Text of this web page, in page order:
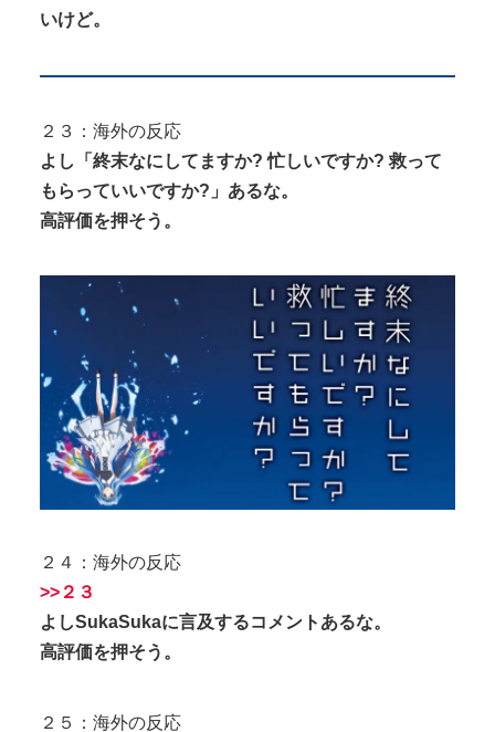
いけど。
２３：海外の反応
よし「終末なにしてますか? 忙しいですか? 救って
もらっていいですか?」あるな。
高評価を押そう。
２４：海外の反応
>>２３
よしSukaSukaに言及するコメントあるな。
高評価を押そう。
２５：海外の反応